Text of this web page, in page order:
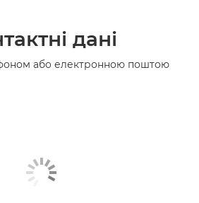
дані
або електронною поштою